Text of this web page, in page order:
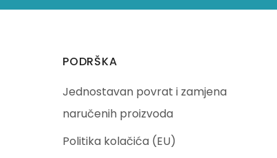
PODRŠKA
Jednostavan povrat i zamjena
naručenih proizvoda
Politika kolačića (EU)